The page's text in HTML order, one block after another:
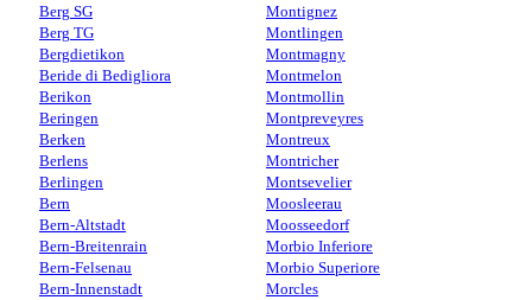
Berg SG
Berg TG
Bergdietikon
Beride di Bedigliora
Berikon
Beringen
Berken
Berlens
Berlingen
Bern
Bern-Altstadt
Bern-Breitenrain
Bern-Felsenau
Bern-Innenstadt
Montignez
Montlingen
Montmagny
Montmelon
Montmollin
Montpreveyres
Montreux
Montricher
Montsevelier
Moosleerau
Moosseedorf
Morbio Inferiore
Morbio Superiore
Morcles